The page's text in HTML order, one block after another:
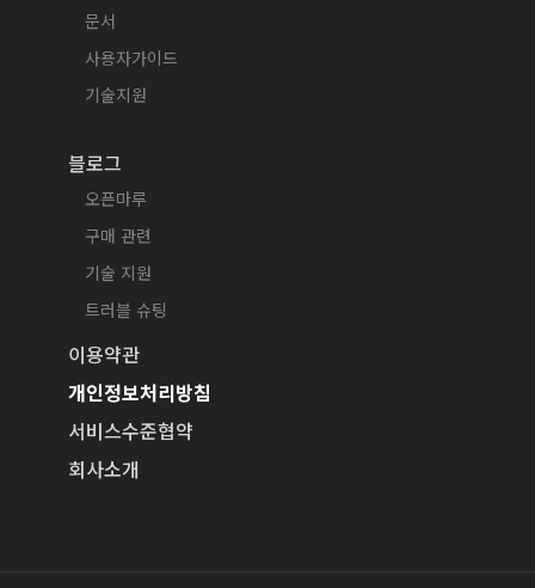
문서
사용자가이드
기술지원
블로그
오픈마루
구매 관련
기술 지원
트러블 슈팅
이용약관
개인정보처리방침
서비스수준협약
회사소개